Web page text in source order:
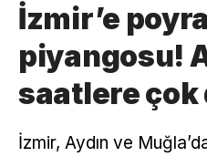
İzmir’e
piyangosu!
saatlere
İzmir, Aydın ve